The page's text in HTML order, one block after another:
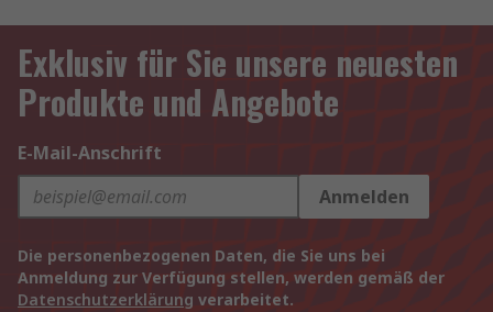
Exklusiv für Sie unsere neuesten
Produkte und Angebote
E-Mail-Anschrift
Anmelden
Die personenbezogenen Daten, die Sie uns bei
Anmeldung zur Verfügung stellen, werden gemäß der
Datenschutzerklärung verarbeitet.